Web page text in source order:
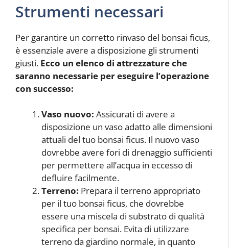
Strumenti necessari
Per garantire un corretto rinvaso del bonsai ficus,
è essenziale avere a disposizione gli strumenti
giusti. Ecco un elenco di attrezzature che
saranno necessarie per eseguire l’operazione
con successo:
Vaso nuovo: Assicurati di avere a
disposizione un vaso adatto alle dimensioni
attuali del tuo bonsai ficus. Il nuovo vaso
dovrebbe avere fori di drenaggio sufficienti
per permettere all’acqua in eccesso di
defluire facilmente.
Terreno: Prepara il terreno appropriato
per il tuo bonsai ficus, che dovrebbe
essere una miscela di substrato di qualità
specifica per bonsai. Evita di utilizzare
terreno da giardino normale, in quanto